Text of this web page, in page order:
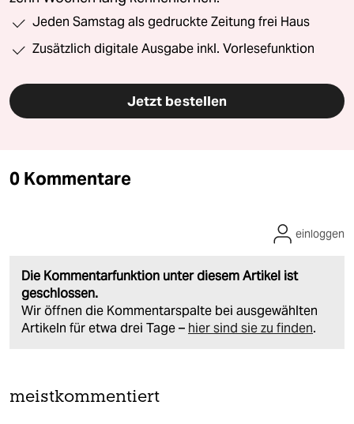
Jeden Samstag als gedruckte Zeitung frei Haus
Zusätzlich digitale Ausgabe inkl. Vorlesefunktion
Jetzt bestellen
0 Kommentare
Die Kommentarfunktion unter diesem Artikel ist
geschlossen.
Wir öffnen die Kommentarspalte bei ausgewählten
Artikeln für etwa drei Tage – hier sind sie zu finden.
einloggen
meistkommentiert